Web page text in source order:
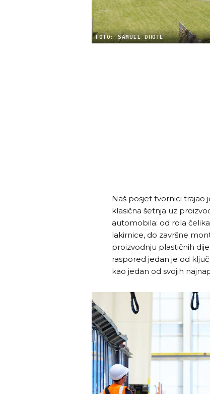
FOTO: SAMUEL DHOTE
Naš posjet tvornici trajao
klasična šetnja uz
automobila: od rola
lakirnice, do završne
proizvodnju plastičnih
raspored jedan je od
kao jedan od svojih